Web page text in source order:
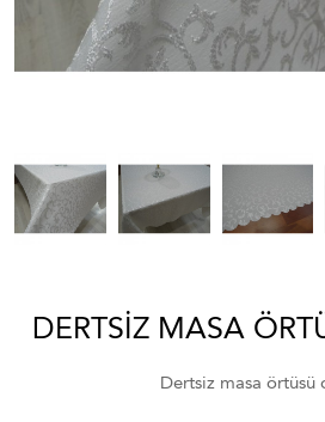
DERTSIZ MASA
Dertsiz masa örtüsü